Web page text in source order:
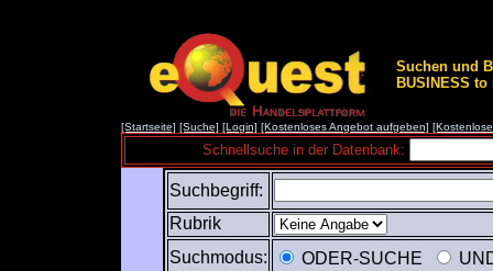
Suchen und
BUSINESS
[Startseite] [Suche] [Login] [Kostenloses Angebot aufgeben]
Schnellsuche in der Datenbank:
Suchbegriff:
Rubrik
Suchmodus:
ODER-SUCHE